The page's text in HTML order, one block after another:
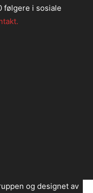
følgere i sosiale
og designet av